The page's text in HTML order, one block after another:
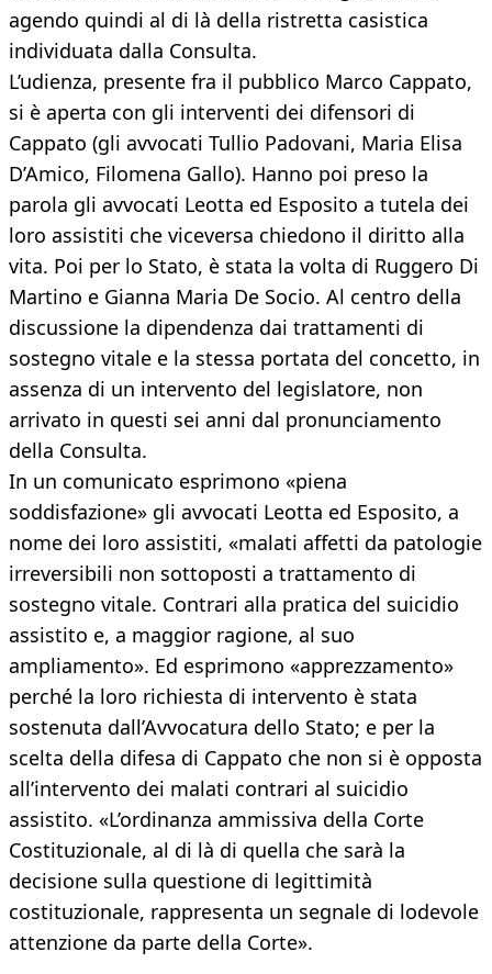
agendo quindi al di là della ristretta casistica
individuata dalla Consulta.
L’udienza, presente fra il pubblico Marco Cappato,
si è aperta con gli interventi dei difensori di
Cappato (gli avvocati Tullio Padovani, Maria Elisa
D’Amico, Filomena Gallo). Hanno poi preso la
parola gli avvocati Leotta ed Esposito a tutela dei
loro assistiti che viceversa chiedono il diritto alla
vita. Poi per lo Stato, è stata la volta di Ruggero Di
Martino e Gianna Maria De Socio. Al centro della
discussione la dipendenza dai trattamenti di
sostegno vitale e la stessa portata del concetto, in
assenza di un intervento del legislatore, non
arrivato in questi sei anni dal pronunciamento
della Consulta.
In un comunicato esprimono «piena
soddisfazione» gli avvocati Leotta ed Esposito, a
nome dei loro assistiti, «malati affetti da patologie
irreversibili non sottoposti a trattamento di
sostegno vitale. Contrari alla pratica del suicidio
assistito e, a maggior ragione, al suo
ampliamento». Ed esprimono «apprezzamento»
perché la loro richiesta di intervento è stata
sostenuta dall’Avvocatura dello Stato; e per la
scelta della difesa di Cappato che non si è opposta
all’intervento dei malati contrari al suicidio
assistito. «L’ordinanza ammissiva della Corte
Costituzionale, al di là di quella che sarà la
decisione sulla questione di legittimità
costituzionale, rappresenta un segnale di lodevole
attenzione da parte della Corte».